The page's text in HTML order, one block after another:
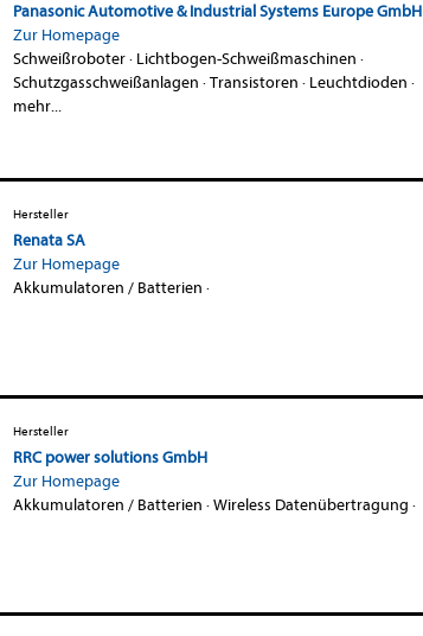
Panasonic Automotive & Industrial Systems Europe GmbH
Zur Homepage
Schweißroboter· Lichtbogen-Schweißmaschinen ·
Schutzgasschweißanlagen ·Transistoren · Leuchtdioden ·
mehr...
Hersteller
Renata SA
Zur Homepage
Akkumulatoren / Batterien ·
Hersteller
RRC power solutions GmbH
Zur Homepage
Akkumulatoren / Batterien ·Wireless Datenübertragung ·